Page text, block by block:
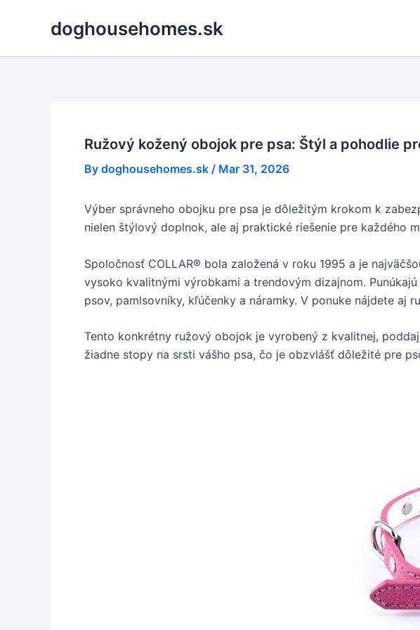
doghousehomes.sk
Ružový kožený obojok pre psa: Štýl a pohodlie
By doghousehomes.sk / Mar 31, 2026
Výber správneho obojku pre psa je dôležitým krokom k
nielen štýlový doplnok, ale aj praktické riešenie pre každého
Spoločnosť COLLAR® bola založená v roku 1995 a je
vysoko kvalitnými výrobkami a trendovým dizajnom.
psov, pamlsovníky, kľúčenky a náramky. V ponuke nájdete aj
Tento konkrétny ružový obojok je vyrobený z kvalitnej,
žiadne stopy na srsti vášho psa, čo je obzvlášť dôležité pre